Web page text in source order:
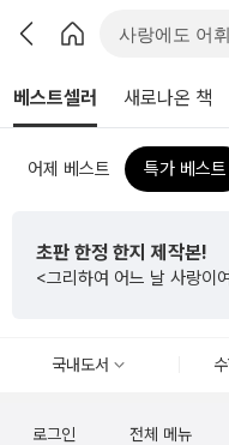
베스트셀러 새로나온 책
어제 베스트 특가 베스트
초판 한정 한지 제작본!
<그리하여 어느 날 사랑이
국내도서
로그인 전체 메뉴